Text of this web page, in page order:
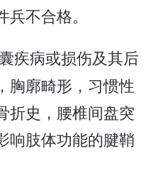
不合格。
疾病或损伤及其后
胸廓畸形，习惯性
折史，腰椎间盘突
响肢体功能的腱鞘